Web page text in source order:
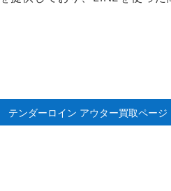
テンダーロイン アウター買取ページ